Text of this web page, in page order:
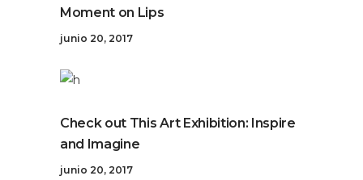
Moment on Lips
junio 20, 2017
Check out This Art Exhibition: Inspire
and Imagine
junio 20, 2017